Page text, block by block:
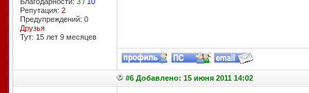
Репутация: 2
Предупреждений: 0
Друзья
Тут: 15 лет 9 месяцев
#6 Добавлено: 15 июня 2011 14:02